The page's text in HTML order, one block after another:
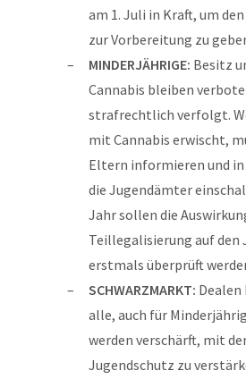
am 1. Juli in Kraft, um
zur Vorbereitung zu
MINDERJÄHRIGE: Besitz
Cannabis bleiben
strafrechtlich verfolgt.
mit Cannabis erwischt,
Eltern informieren und
die Jugendämter
Jahr sollen die
Teillegalisierung auf den
erstmals überprüft
SCHWARZMARKT:
alle, auch für
werden verschärft, mit
Jugendschutz zu